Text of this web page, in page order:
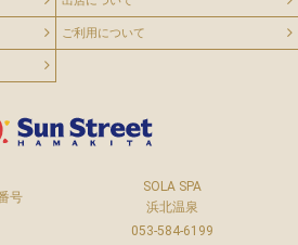
ご利用について
号
SOLA SPA
浜北温泉
053-584-6199